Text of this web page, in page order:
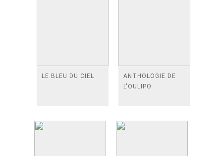
LE BLEU DU CIEL
ANTHOLOGIE DE
L'OULIPO